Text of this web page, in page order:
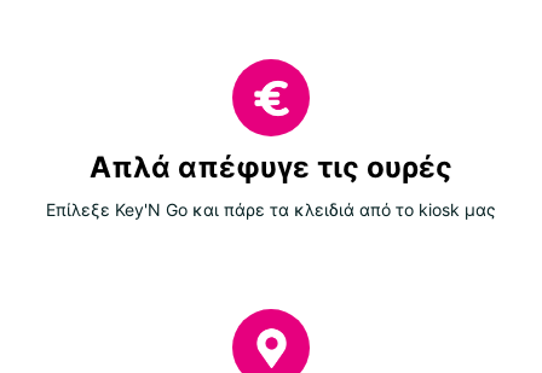
Απλά απέφυγε τις ουρές
Επίλεξε Key'N Go και πάρε τα κλειδιά από το kiosk μας